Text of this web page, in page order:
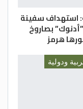
استهداف سفينة
بصاروخ
هرمز
ودولية